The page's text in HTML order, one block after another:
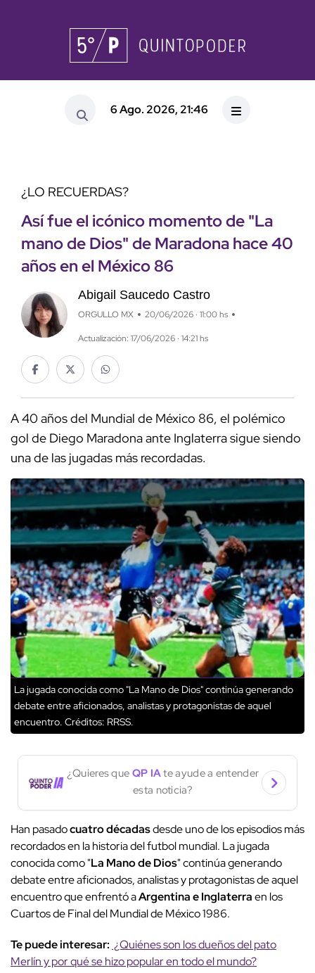
6 Ago. 2026, 21:46
¿LO RECUERDAS?
Así fue el icónico momento de "La
mano de Dios" de Maradona hace 40
años en el México 86
Abigail Saucedo Castro
ORGULLO MX 20/06/2026 · 11:00 hs
Actualización: 17/06/2026 · 14:21 hs
A 40 años del Mundial de México 86, el polémico
gol de Diego Maradona ante Inglaterra sigue siendo
una de las jugadas más recordadas.
La jugada conocida como "La Mano de Dios" continúa generando
debate entre aficionados, analistas y protagonistas de aquel
encuentro. Créditos: RRSS.
¿Quieres que QP IAte ayude a entender
esta noticia?
Han pasadocuatro décadasdesde uno de los episodios más
recordados en la historia del futbol mundial. La jugada
conocida como "La Mano de Dios" continúa generando
debate entre aficionados, analistas y protagonistas de aquel
encuentro que enfrentó aArgentina e Inglaterraen los
Cuartos de Final del Mundial de México 1986.
Te puede interesar: ¿Quiénes son los dueños del pato
Merlín y por qué se hizo popular en todo el mundo?